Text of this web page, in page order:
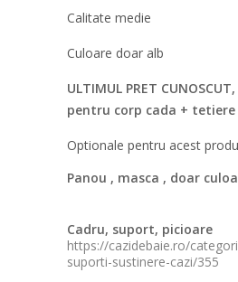
Calitate medie
Culoare doar alb
ULTIMUL PRET
pentru corp cada +
Optionale pentru acest
Panou , masca , doar
Cadru, suport, picioare
https://cazidebaie.ro/
suporti-sustinere-cazi/355